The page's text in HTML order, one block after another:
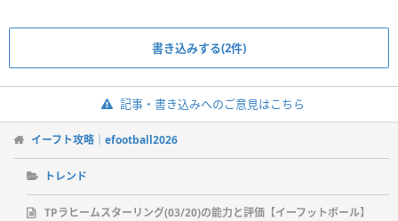
書き込みする(2件)
記事・書き込みへのご意見はこちら
イーフト攻略｜efootball2026
トレンド
TPラヒームスターリング(03/20)の能力と評価【イーフットボール】